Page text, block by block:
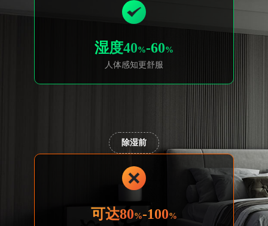
湿度40%-60%
人体感知更舒服
除湿前
可达80%-100%